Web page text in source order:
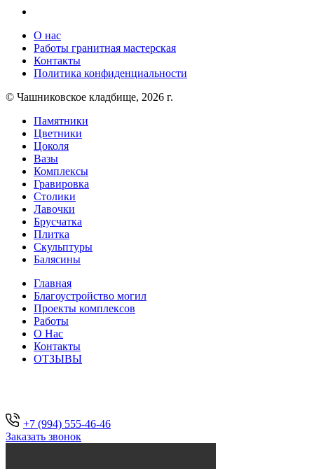
О нас
Работы гранитная мастерская
Контакты
Политика конфиденциальности
© Чашниковское кладбище, 2026 г.
Памятники
Цветники
Цоколя
Вазы
Комплексы
Гравировка
Столики
Лавочки
Брусчатка
Плитка
Скульптуры
Балясины
Главная
Благоустройство могил
Проекты комплексов
Работы
О Нас
Контакты
ОТЗЫВЫ
+7 (994) 555-46-46
Заказать звонок